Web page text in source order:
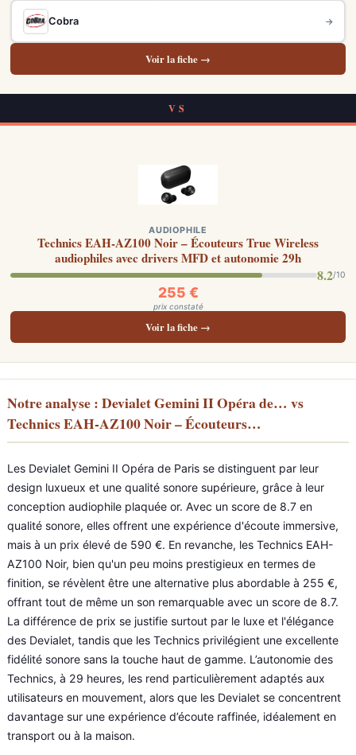
Cobra →
Voir la fiche →
VS
AUDIOPHILE
Technics EAH-AZ100 Noir – Écouteurs True Wireless
audiophiles avec drivers MFD et autonomie 29h
8.2/10
255 €
prix constaté
Voir la fiche →
Notre analyse : Devialet Gemini II Opéra de… vs
Technics EAH-AZ100 Noir – Écouteurs…
Les Devialet Gemini II Opéra de Paris se distinguent par leur
design luxueux et une qualité sonore supérieure, grâce à leur
conception audiophile plaquée or. Avec un score de 8.7 en
qualité sonore, elles offrent une expérience d'écoute immersive,
mais à un prix élevé de 590 €. En revanche, les Technics EAH-
AZ100 Noir, bien qu'un peu moins prestigieux en termes de
finition, se révèlent être une alternative plus abordable à 255 €,
offrant tout de même un son remarquable avec un score de 8.7.
La différence de prix se justifie surtout par le luxe et l'élégance
des Devialet, tandis que les Technics privilégient une excellente
fidélité sonore sans la touche haut de gamme. L’autonomie des
Technics, à 29 heures, les rend particulièrement adaptés aux
utilisateurs en mouvement, alors que les Devialet se concentrent
davantage sur une expérience d’écoute raffinée, idéalement en
transport ou à la maison.